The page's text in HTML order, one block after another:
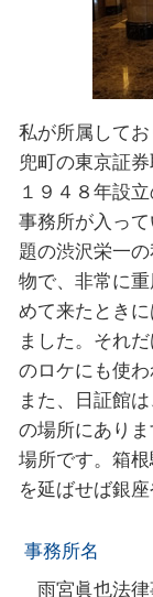
私が所属して
兜町の東京証
１９４８年設
事務所が入っ
題の渋沢栄一
物で、非常に
めて来たとき
ました。それ
のロケにも使わ
また、日証館
の場所にあり
場所です。箱
を延ばせば銀
事務所名
雨宮眞也法